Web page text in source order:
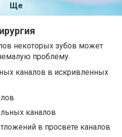
Ще
некоторых зубов может
проблему.
каналов в искривленных
каналов
в просвете каналов